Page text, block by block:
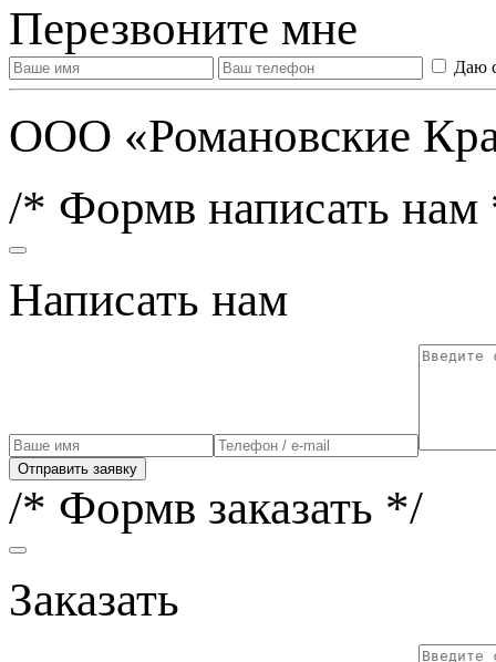
Перезвоните мне
Даю
ООО «Романовские
/* Формв написать нам
Написать нам
Отправить заявку
/* Формв заказать */
Заказать